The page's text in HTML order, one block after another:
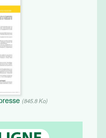
(845.8 Ko)